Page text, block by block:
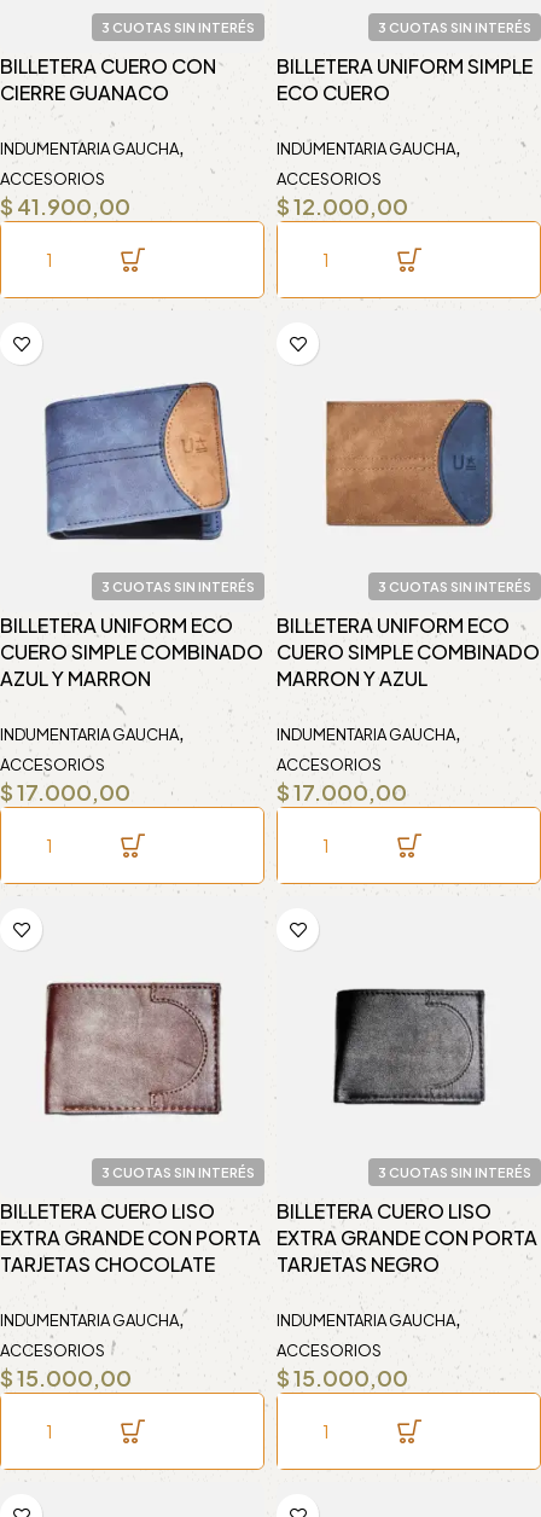
3 CUOTAS SIN INTERÉS
BILLETERA CUERO CON
CIERRE GUANACO
INDUMENTARIA GAUCHA,
ACCESORIOS
$ 41.900,00
3 CUOTAS SIN INTERÉS
BILLETERA UNIFORM SIMPLE
ECO CUERO
INDUMENTARIA GAUCHA,
ACCESORIOS
$12.000,00
3 CUOTAS SIN INTERÉS
BILLETERA UNIFORM ECO
CUERO SIMPLE COMBINADO
AZUL Y MARRON
INDUMENTARIA GAUCHA,
ACCESORIOS
$17.000,00
3 CUOTAS SIN INTERÉS
BILLETERA UNIFORM ECO
CUERO SIMPLE COMBINADO
MARRON Y AZUL
INDUMENTARIA GAUCHA,
ACCESORIOS
$17.000,00
3 CUOTAS SIN INTERÉS
BILLETERA CUERO LISO
EXTRA GRANDE CON PORTA
TARJETAS CHOCOLATE
INDUMENTARIA GAUCHA,
ACCESORIOS
$15.000,00
3 CUOTAS SIN INTERÉS
BILLETERA CUERO LISO
EXTRA GRANDE CON PORTA
TARJETAS NEGRO
INDUMENTARIA GAUCHA,
ACCESORIOS
$15.000,00